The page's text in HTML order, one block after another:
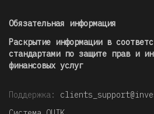
Обязательная информация
Раскрытие информации в
стандартами по защите прав и
финансовых услуг
Поддержка: